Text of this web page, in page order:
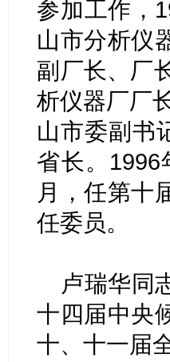
参加工作，
山市分析仪
副厂长、厂
析仪器厂厂
山市委副书
省长。
月，任第十
任委员。
卢瑞华同
十四届中央
十、十一届